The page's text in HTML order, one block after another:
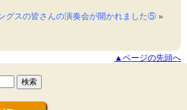
グスの皆さんの演奏会が開かれました⑤ »
▲ページの先頭へ